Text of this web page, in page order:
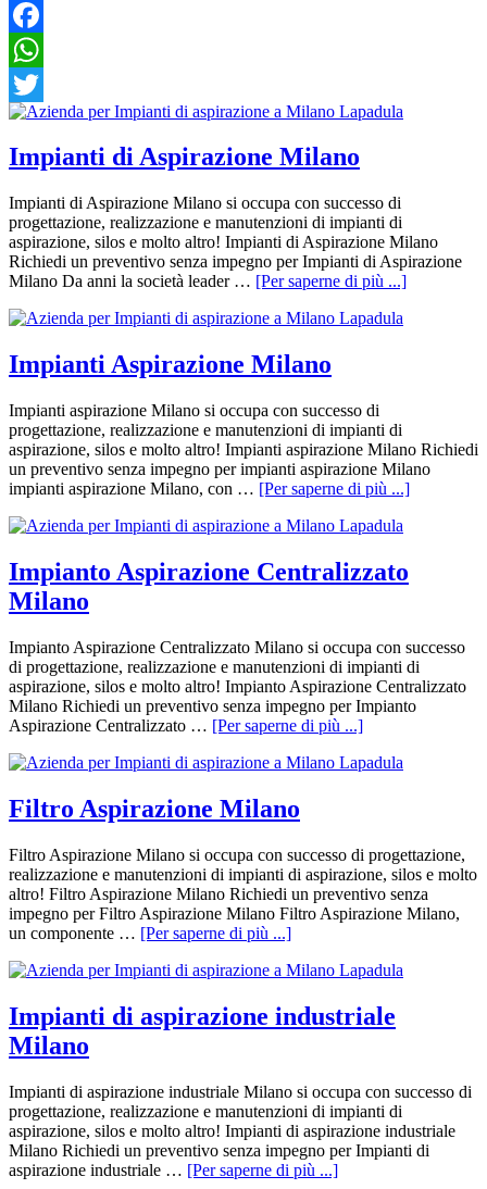
Facebook
WhatsApp
Twitter
Impianti di Aspirazione Milano
Impianti di Aspirazione Milano si occupa con successo di
progettazione, realizzazione e manutenzioni di impianti di
aspirazione, silos e molto altro! Impianti di Aspirazione Milano
Richiedi un preventivo senza impegno per Impianti di Aspirazione
Milano Da anni la società leader … [Per saperne di più ...]
Impianti Aspirazione Milano
Impianti aspirazione Milano si occupa con successo di
progettazione, realizzazione e manutenzioni di impianti di
aspirazione, silos e molto altro! Impianti aspirazione Milano Richiedi
un preventivo senza impegno per impianti aspirazione Milano
impianti aspirazione Milano, con … [Per saperne di più ...]
Impianto Aspirazione Centralizzato
Milano
Impianto Aspirazione Centralizzato Milano si occupa con successo
di progettazione, realizzazione e manutenzioni di impianti di
aspirazione, silos e molto altro! Impianto Aspirazione Centralizzato
Milano Richiedi un preventivo senza impegno per Impianto
Aspirazione Centralizzato … [Per saperne di più ...]
Filtro Aspirazione Milano
Filtro Aspirazione Milano si occupa con successo di progettazione,
realizzazione e manutenzioni di impianti di aspirazione, silos e molto
altro! Filtro Aspirazione Milano Richiedi un preventivo senza
impegno per Filtro Aspirazione Milano Filtro Aspirazione Milano,
un componente … [Per saperne di più ...]
Impianti di aspirazione industriale
Milano
Impianti di aspirazione industriale Milano si occupa con successo di
progettazione, realizzazione e manutenzioni di impianti di
aspirazione, silos e molto altro! Impianti di aspirazione industriale
Milano Richiedi un preventivo senza impegno per Impianti di
aspirazione industriale … [Per saperne di più ...]